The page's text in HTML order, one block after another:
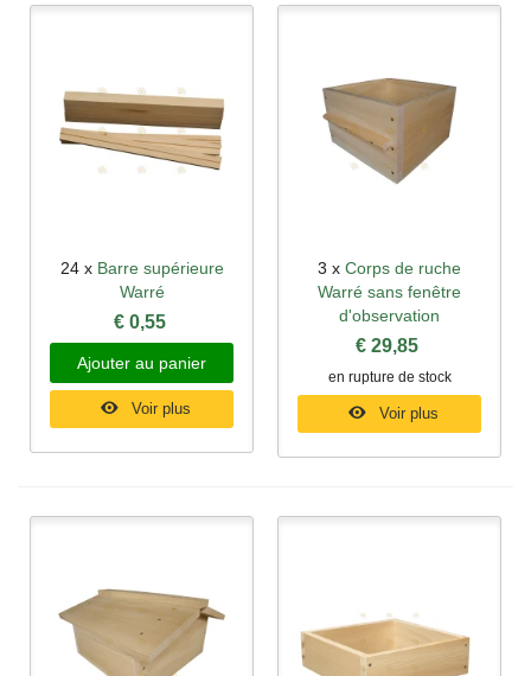
24 x Barre supérieure
Warré
€ 0,55
Ajouter au panier
Voir plus
3 x Corps de ruche
Warré sans fenêtre
d'observation
€ 29,85
en rupture de stock
Voir plus